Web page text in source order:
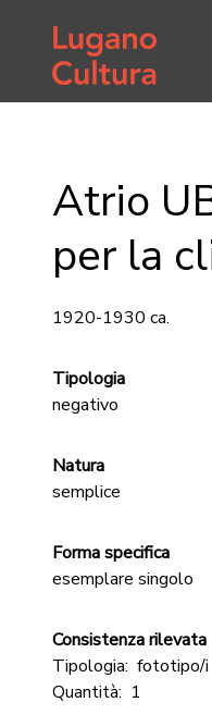
Home page
Atrio
per la
1920-1930 ca.
Tipologia
negativo
Natura
semplice
Forma specifica
esemplare singolo
Consistenza rilevata
Tipologia: fototipo/i
Quantità: 1